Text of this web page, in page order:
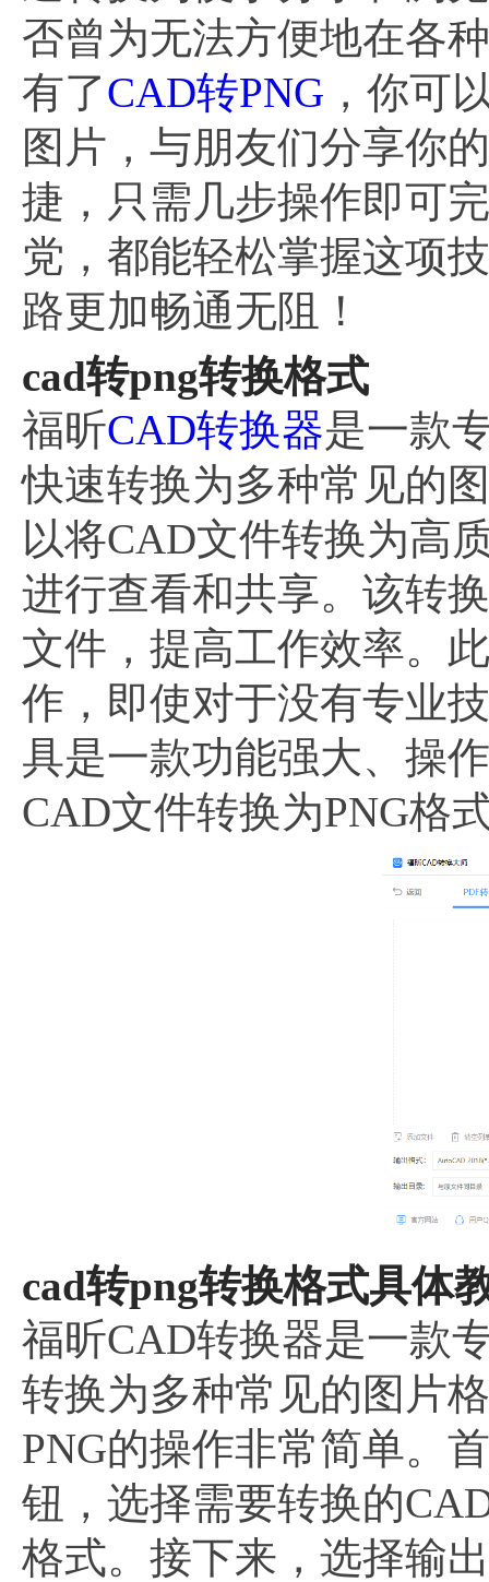
否曾为无法方便地在各
有了CAD转PNG ，你可
图片，与朋友们分享你
捷，只需几步操作即可
党，都能轻松掌握这项
路更加畅通无阻！
cad转png转换格式
福昕CAD转换器是一款
快速转换为多种常见的
以将CAD文件转换为高
进行查看和共享。该转
文件，提高工作效率。
作，即使对于没有专业
具是一款功能强大、操
CAD文件转换为PNG格
cad转png转换格式具体
福昕CAD转换器是一款
转换为多种常见的图片
PNG的操作非常简单。
钮，选择需要转换的
格式。接下来，选择输